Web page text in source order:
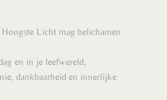
Licht mag belichamen
en in je leefwereld,
dankbaarheid en innerlijke